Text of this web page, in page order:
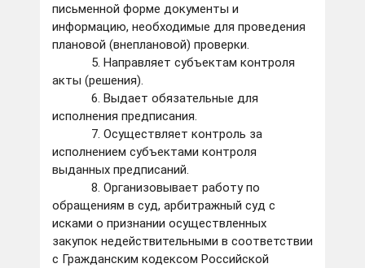
письменной форме документы и
информацию, необходимые для проведения
плановой (внеплановой) проверки.
5. Направляет субъектам контроля
акты (решения).
6. Выдает обязательные для
исполнения предписания.
7. Осуществляет контроль за
исполнением субъектами контроля
выданных предписаний.
8. Организовывает работу по
обращениям в суд, арбитражный суд с
исками о признании осуществленных
закупок недействительными в соответствии
с Гражданским кодексом Российской